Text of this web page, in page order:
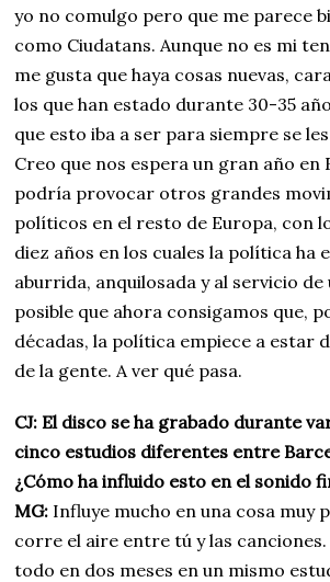
yo no comulgo pero que me parece
como Ciudatans. Aunque no es mi
me gusta que haya cosas nuevas,
los que han estado durante 30-35
que esto iba a ser para siempre se
Creo que nos espera un gran año en
podría provocar otros grandes
políticos en el resto de Europa, con
diez años en los cuales la política ha
aburrida, anquilosada y al servicio de
posible que ahora consigamos que,
décadas, la política empiece a estar
de la gente. A ver qué pasa.
CJ: El disco se ha grabado durante
cinco estudios diferentes entre
¿Cómo ha influido esto en el sonido
MG: Influye mucho en una cosa muy
corre el aire entre tú y las canciones.
todo en dos meses en un mismo